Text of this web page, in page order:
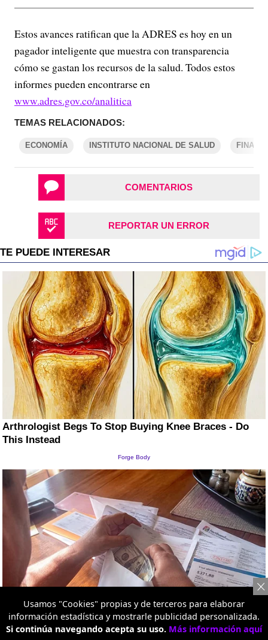
Estos avances ratifican que la ADRES es hoy en un
pagador inteligente que muestra con transparencia
cómo se gastan los recursos de la salud. Todos estos
informes pueden encontrarse en
www.adres.gov.co/analitica
TEMAS RELACIONADOS:
ECONOMÍA INSTITUTO NACIONAL DE SALUD
COMENTARIOS
REPORTAR UN ERROR
Usamos "Cookies" propias y de terceros para elaborar
información estadística y mostrarle publicidad personalizada.
Si continúa navegando acepta su uso. Más información aquí